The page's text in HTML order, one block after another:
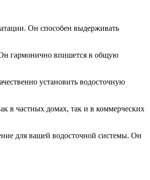
Он способен выдерживать
гармонично впишется в общую
установить водосточную
в частных домах, так и в коммерческих
для вашей водосточной системы. Он